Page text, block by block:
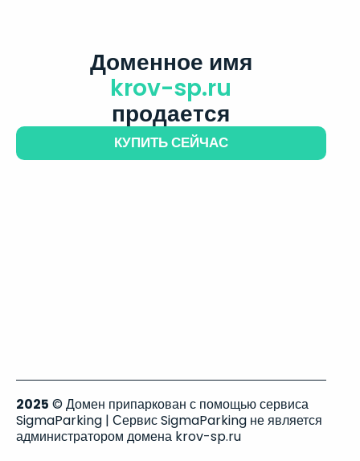
Доменное имя
krov-sp.ru
продается
КУПИТЬ СЕЙЧАС
2025 © Домен припаркован с помощью сервиса
SigmaParking | Сервис SigmaParking не является
администратором домена krov-sp.ru